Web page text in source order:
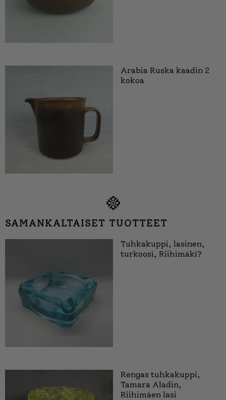
Arabia Ruska kaadin 2
kokoa
SAMANKALTAISET TUOTTEET
Tuhkakuppi, lasinen,
turkoosi, Riihimäki?
Rengas tuhkakuppi,
Tamara Aladin,
Riihimäen lasi